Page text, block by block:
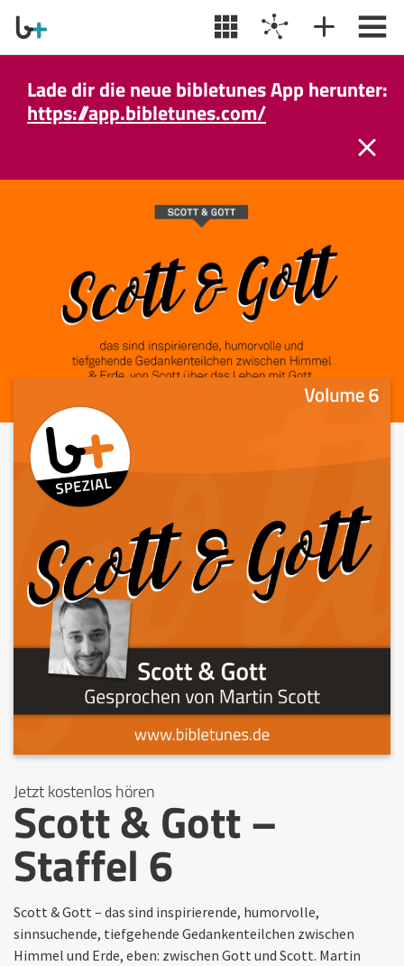
Lade dir die neue bibletunes App herunter:
https://app.bibletunes.com/
Jetzt kostenlos hören
Scott & Gott –
Staffel 6
Scott & Gott – das sind inspirierende, humorvolle,
sinnsuchende, tiefgehende Gedankenteilchen zwischen
Himmel und Erde, eben: zwischen Gott und Scott. Martin